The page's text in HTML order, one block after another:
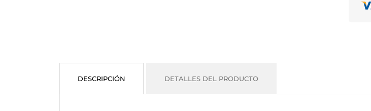
DESCRIPCIÓN DETALLES DEL PRODUCTO